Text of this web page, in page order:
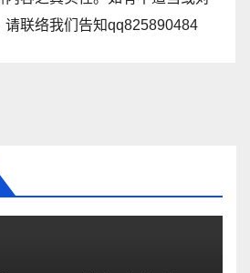
请联络我们告知qq825890484